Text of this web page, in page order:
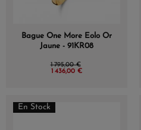
Bague One More Eolo Or
Jaune - 91KR08
1 795,00 €
1 436,00 €
En Stock